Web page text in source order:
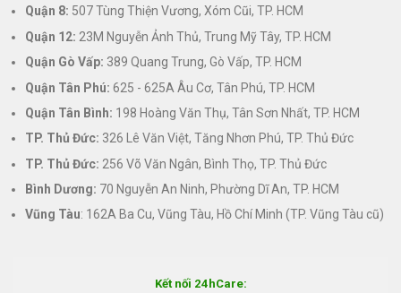
Quận 8: 507 Tùng Thiện Vương, Xóm Cũi, TP. HCM
Quận 12: 23M Nguyễn Ảnh Thủ, Trung Mỹ Tây, TP. HCM
Quận Gò Vấp: 389 Quang Trung, Gò Vấp, TP. HCM
Quận Tân Phú: 625 - 625A Âu Cơ, Tân Phú, TP. HCM
Quận Tân Bình: 198 Hoàng Văn Thụ, Tân Sơn Nhất, TP. HCM
TP. Thủ Đức: 326 Lê Văn Việt, Tăng Nhơn Phú, TP. Thủ Đức
TP. Thủ Đức: 256 Võ Văn Ngân, Bình Thọ, TP. Thủ Đức
Bình Dương: 70 Nguyễn An Ninh, Phường Dĩ An, TP. HCM
Vũng Tàu: 162A Ba Cu, Vũng Tàu, Hồ Chí Minh (TP. Vũng Tàu cũ)
Kết nối 24hCare: